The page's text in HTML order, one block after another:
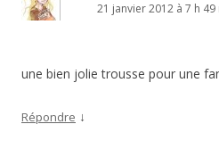
21 janvier 2012 à 7 h 49
une bien jolie trousse pour une
Répondre ↓